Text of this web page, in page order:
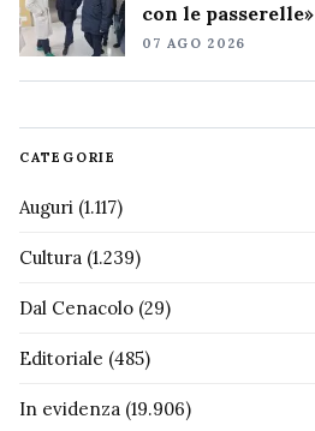
con le passerelle»
07 AGO 2026
CATEGORIE
Auguri (1.117)
Cultura (1.239)
Dal Cenacolo (29)
Editoriale (485)
In evidenza (19.906)